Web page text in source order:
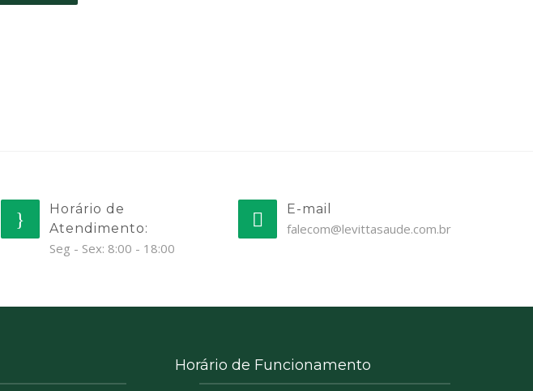
Horário de
Atendimento:
Seg - Sex: 8:00 - 18:00
E-mail
falecom@levittasaude.com.br
Horário de Funcionamento